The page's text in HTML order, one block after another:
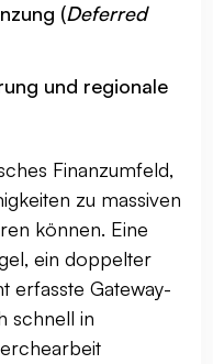
(Deferred
und regionale
Finanzumfeld,
zu massiven
können. Eine
ein doppelter
erfasste Gateway-
schnell in